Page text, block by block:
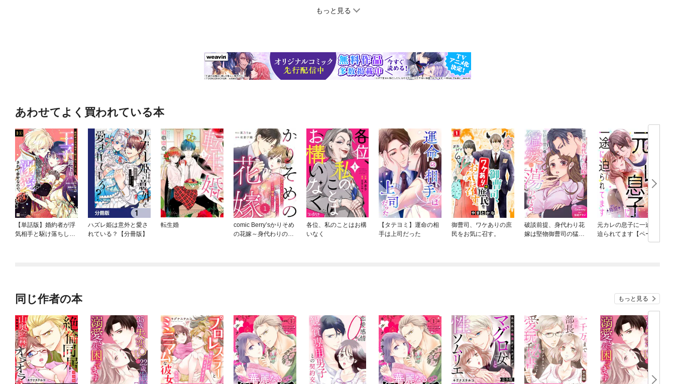
もっと見る
あわせてよく買われている本
【単話版】婚約者が浮
気相手と駆け落ちしま
ハズレ姫は意外と愛さ
れている？【分冊版】
転生婚
comic Berry’sかりそめ
の花嫁～身代わりのお
各位、私のことはお構
いなく
【タテヨミ】運命の相
手は上司だった
御曹司、ワケありの庶
民をお気に召す。
破談前提、身代わり花
嫁は堅物御曹司の猛愛
元カレの息子に一途に
迫られてます【ページ
同じ作者の本 もっと見る